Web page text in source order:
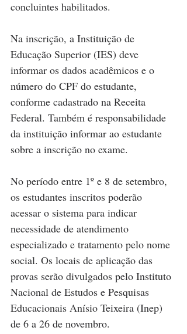
concluintes habilitados.
Na inscrição, a Instituição de
Educação Superior (IES) deve
informar os dados acadêmicos e o
número do CPF do estudante,
conforme cadastrado na Receita
Federal. Também é responsabilidade
da instituição informar ao estudante
sobre a inscrição no exame.
No período entre 1º e 8 de setembro,
os estudantes inscritos poderão
acessar o sistema para indicar
necessidade de atendimento
especializado e tratamento pelo nome
social. Os locais de aplicação das
provas serão divulgados pelo Instituto
Nacional de Estudos e Pesquisas
Educacionais Anísio Teixeira (Inep)
de 6 a 26 de novembro.